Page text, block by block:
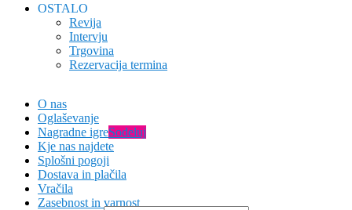
OSTALO
Revija
Intervju
Trgovina
Rezervacija termina
O nas
Oglaševanje
Nagradne igreSodeluj
Kje nas najdete
Splošni pogoji
Dostava in plačila
Vračila
Zasebnost in varnost